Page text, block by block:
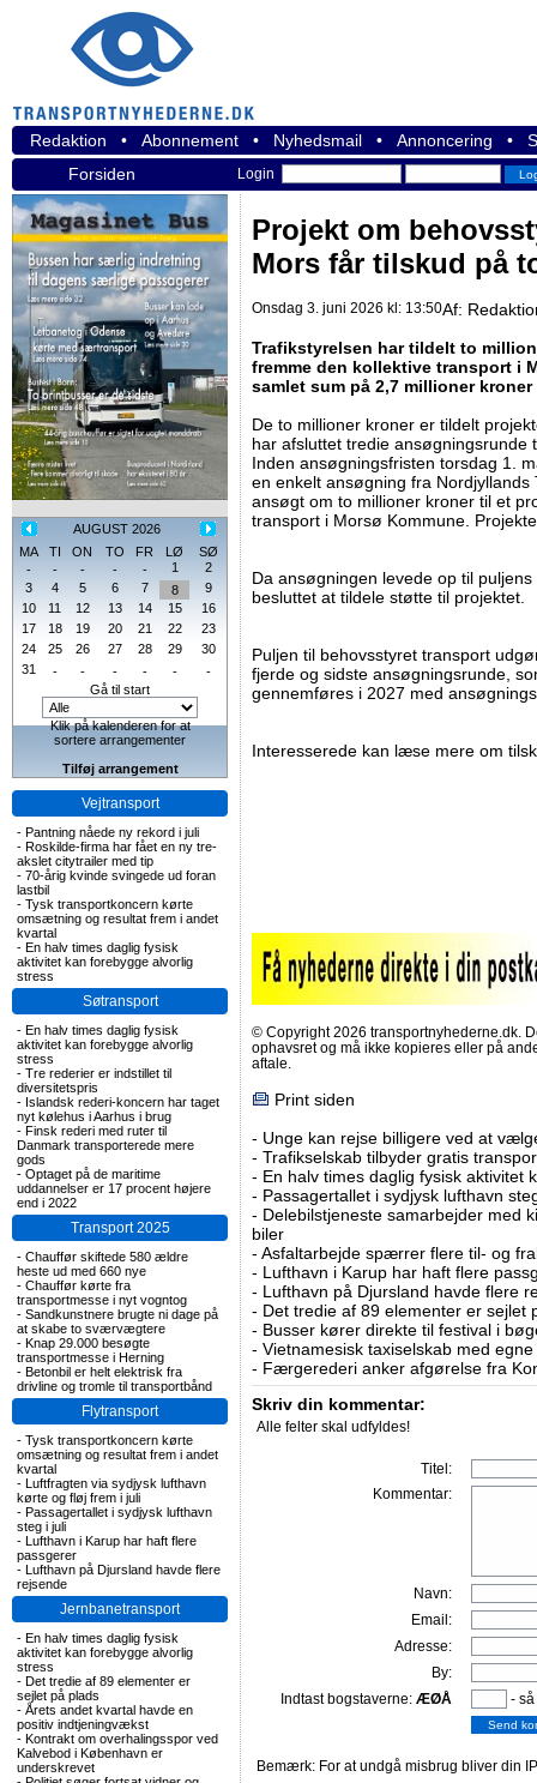
Redaktion • Abonnement • Nyhedsmail • Annoncering •
Forsiden
Login
AUGUST 2026
MA
TI ON TO FR LØ
SØ
-
- - - - 1
2
3
4 5 6 7 8
9
10
11 12 13 14 15
16
17
18 19 20 21 22
23
24
25 26 27 28 29
30
31
- - - - -
-
Gå til start
Klik på kalenderen for at
sortere arrangementer
Tilføj arrangement
Vejtransport
- Pantning nåede ny rekord i juli
- Roskilde-firma har fået en ny tre-
akslet citytrailer med tip
- 70-årig kvinde svingede ud foran
lastbil
- Tysk transportkoncern kørte
omsætning og resultat frem i andet
kvartal
- En halv times daglig fysisk
aktivitet kan forebygge alvorlig
stress
Søtransport
- En halv times daglig fysisk
aktivitet kan forebygge alvorlig
stress
- Tre rederier er indstillet til
diversitetspris
- Islandsk rederi-koncern har taget
nyt kølehus i Aarhus i brug
- Finsk rederi med ruter til
Danmark transporterede mere
gods
- Optaget på de maritime
uddannelser er 17 procent højere
end i 2022
Transport 2025
- Chauffør skiftede 580 ældre
heste ud med 660 nye
- Chauffør kørte fra
transportmesse i nyt vogntog
- Sandkunstnere brugte ni dage på
at skabe to sværvægtere
- Knap 29.000 besøgte
transportmesse i Herning
- Betonbil er helt elektrisk fra
drivline og tromle til transportbånd
Flytransport
- Tysk transportkoncern kørte
omsætning og resultat frem i andet
kvartal
- Luftfragten via sydjysk lufthavn
kørte og fløj frem i juli
- Passagertallet i sydjysk lufthavn
steg i juli
- Lufthavn i Karup har haft flere
passgerer
- Lufthavn på Djursland havde flere
rejsende
Jernbanetransport
- En halv times daglig fysisk
aktivitet kan forebygge alvorlig
stress
- Det tredie af 89 elementer er
sejlet på plads
- Årets andet kvartal havde en
positiv indtjeningvækst
- Kontrakt om overhalingsspor ved
Kalvebod i København er
underskrevet
Projekt om
Mors får tilskud på
Onsdag 3. juni 2026 kl: 13:50Af:
Trafikstyrelsen har tildelt to
fremme den kollektive transport i
samlet sum på 2,7 millioner kroner
De to millioner kroner er tildelt
har afsluttet tredie ansøgningsrunde
Inden ansøgningsfristen torsdag 1.
en enkelt ansøgning fra
ansøgt om to millioner kroner til et
transport i Morsø Kommune.
Da ansøgningen levede op til
besluttet at tildele støtte til projektet.
Puljen til behovsstyret transport
fjerde og sidste ansøgningsrunde,
gennemføres i 2027 med
Interesserede kan læse mere om
© Copyright 2026 transportnyhederne.dk.
ophavsret og må ikke kopieres eller på
aftale.
Print siden
- Unge kan rejse billigere ved at
- Trafikselskab tilbyder gratis
- En halv times daglig fysisk aktivitet
- Passagertallet i sydjysk lufthavn
- Delebilstjeneste samarbejder med
biler
- Asfaltarbejde spærrer flere til- og
- Lufthavn i Karup har haft flere
- Lufthavn på Djursland havde flere
- Det tredie af 89 elementer er sejlet
- Busser kører direkte til festival i
- Vietnamesisk taxiselskab med
- Færgerederi anker afgørelse fra
Skriv din kommentar:
Alle felter skal udfyldes!
Titel:
Kommentar:
Navn:
Email:
Adresse:
By:
Indtast bogstaverne: ÆØÅ -
Bemærk: For at undgå misbrug bliver din